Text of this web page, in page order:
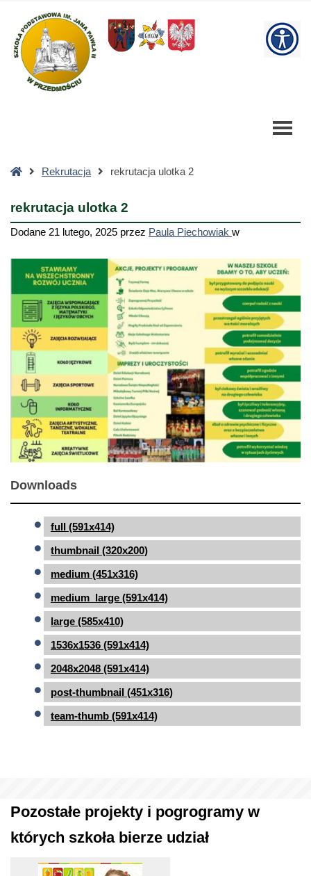
ulotka
Szkoła
Podstawowa
StronaRekrutacja rekrutacja ulotka 2
rekrutacja ulotka 2
Dodane 21 lutego, 2025 przez Paula Piechowiak w
Downloads
full (591x414)
thumbnail (320x200)
medium (451x316)
medium_large (591x414)
large (585x410)
1536x1536 (591x414)
2048x2048 (591x414)
post-thumbnail (451x316)
team-thumb (591x414)
Pozostałe projekty i pogrogramy w
których szkoła bierze udział